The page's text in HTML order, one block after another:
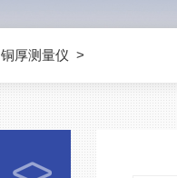
铜厚测量仪 >